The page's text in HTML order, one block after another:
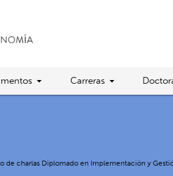
Carreras
de charlas Diplomado en Implementación y